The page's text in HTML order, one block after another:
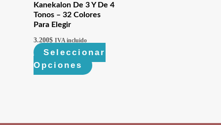
Kanekalon De 3 Y De 4
Tonos – 32 Colores
Para Elegir
3.200$ IVA incluido
Seleccionar
Opciones
Este